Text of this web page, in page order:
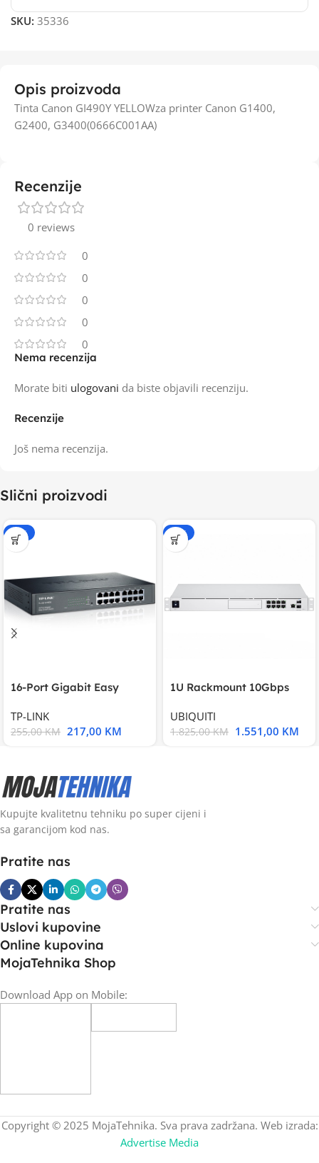
SKU: 35336
Opis proizvoda
Tinta Canon GI490Y YELLOWza printer Canon G1400,
G2400, G3400(0666C001AA)
Recenzije
0 reviews
0
0
0
0
0
Recenzije
Još nema recenzija.
Nema recenzija
Morate biti ulogovani da biste objavili recenziju.
Slični proizvodi
-15%
16-Port Gigabit Easy
TP-LINK
255,00KM 217,00 KM
-15%
1U Rackmount 10Gbps
UBIQUITI
1.825,00KM 1.551,00 KM
Kupujte kvalitetnu tehniku po super cijeni i
sa garancijom kod nas.
Pratite nas
Pratite nas
Uslovi kupovine
Online kupovina
MojaTehnika Shop
Download App on Mobile:
Copyright © 2025 MojaTehnika. Sva prava zadržana. Web izrada:
Advertise Media